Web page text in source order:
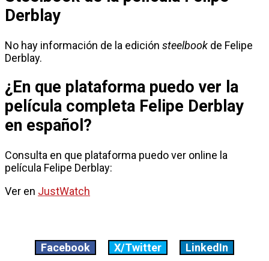
Derblay
No hay información de la edición steelbook de Felipe
Derblay.
¿En que plataforma puedo ver la
película completa Felipe Derblay
en español?
Consulta en que plataforma puedo ver online la
película Felipe Derblay:
Ver en JustWatch
Facebook X/Twitter LinkedIn